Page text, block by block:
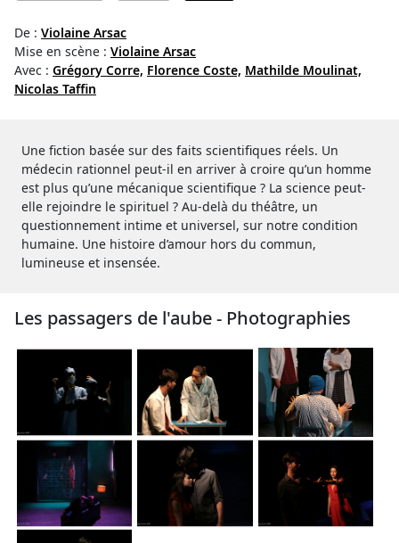
De : Violaine Arsac
Mise en scène : Violaine Arsac
Avec : Grégory Corre, Florence Coste, Mathilde Moulinat,
Nicolas Taffin
Une fiction basée sur des faits scientifiques réels. Un
médecin rationnel peut-il en arriver à croire qu’un homme
est plus qu’une mécanique scientifique ? La science peut-
elle rejoindre le spirituel ? Au-delà du théâtre, un
questionnement intime et universel, sur notre condition
humaine. Une histoire d’amour hors du commun,
lumineuse et insensée.
Les passagers de l'aube - Photographies